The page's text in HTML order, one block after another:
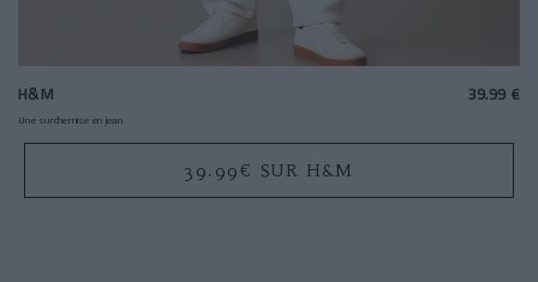
H&M 39.99 €
Une surchemise en jean
39.99€ SUR H&M